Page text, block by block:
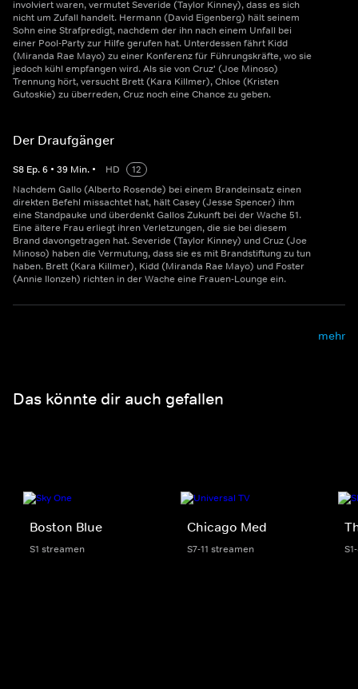
involviert waren, vermutet Severide (Taylor Kinney), dass es sich
nicht um Zufall handelt. Hermann (David Eigenberg) hält seinem
Sohn eine Strafpredigt, nachdem der ihn nach einem Unfall bei
einer Pool-Party zur Hilfe gerufen hat. Unterdessen fährt Kidd
(Miranda Rae Mayo) zu einer Konferenz für Führungskräfte, wo sie
jedoch kühl empfangen wird. Als sie von Cruz' (Joe Minoso)
Trennung hört, versucht Brett (Kara Killmer), Chloe (Kristen
Gutoskie) zu überreden, Cruz noch eine Chance zu geben.
Der Draufgänger
S8 Ep.6 • 39 Min. • HD
12
Nachdem Gallo (Alberto Rosende) bei einem Brandeinsatz einen
direkten Befehl missachtet hat, hält Casey (Jesse Spencer) ihm
eine Standpauke und überdenkt Gallos Zukunft bei der Wache 51.
Eine ältere Frau erliegt ihren Verletzungen, die sie bei diesem
Brand davongetragen hat. Severide (Taylor Kinney) und Cruz (Joe
Minoso) haben die Vermutung, dass sie es mit Brandstiftung zu tun
haben. Brett (Kara Killmer), Kidd (Miranda Rae Mayo) und Foster
(Annie Ilonzeh) richten in der Wache eine Frauen-Lounge ein.
mehr
Das könnte dir auch gefallen
Boston Blue
S1 streamen
Chicago Med
S7-11 streamen